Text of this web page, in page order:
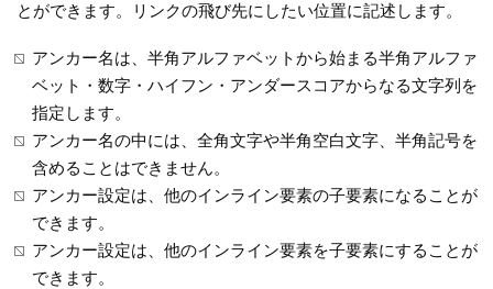
とができます。リンクの飛び先にしたい位置に記述します。
アンカー名は、半角アルファベットから始まる半角アルファ
ベット・数字・ハイフン・アンダースコアからなる文字列を
指定します。
アンカー名の中には、全角文字や半角空白文字、半角記号を
含めることはできません。
アンカー設定は、他のインライン要素の子要素になることが
できます。
アンカー設定は、他のインライン要素を子要素にすることが
できます。